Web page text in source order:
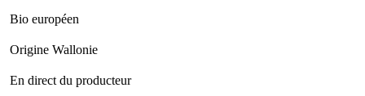
Bio européen
Origine Wallonie
En direct du producteur